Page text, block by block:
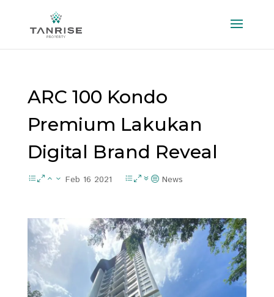
ARC 100 Kondo
Premium Lakukan
Digital Brand Reveal
Feb 16 2021 News